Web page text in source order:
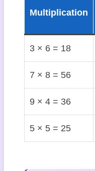
Multiplication
3 × 6 = 18
7 × 8 = 56
9 × 4 = 36
5 × 5 = 25